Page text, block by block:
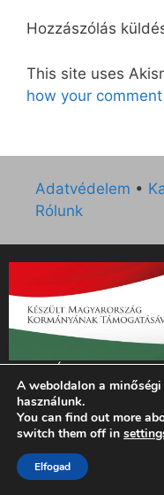
Hozzászólás
This site uses
how your
Adatvédelem •
Rólunk
„Az Új Ember
támogatását az
szerződés keretében 3
Emberi
© 2026 Magyar Kurír -
A weboldalon a
használunk.
You can find out more
switch them off in
Elfogad